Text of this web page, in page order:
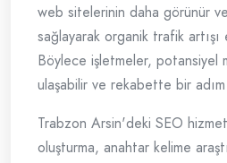
web sitelerinin daha görünür
sağlayarak organik trafik
Böylece işletmeler, potansiyel
ulaşabilir ve rekabette bir
Trabzon Arsin'deki SEO
oluşturma, anahtar kelime